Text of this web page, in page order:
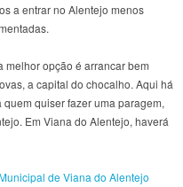
a entrar no Alentejo menos
melhor opção é arrancar bem
a capital do chocalho. Aqui há
quiser fazer uma paragem,
Em Viana do Alentejo, haverá
de Viana do Alentejo